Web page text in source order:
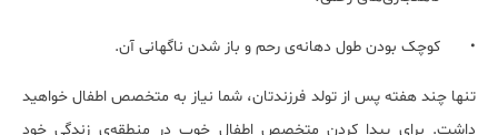
• کوچک بودن طول دهانه‌ی رحم و باز شدن ناگهانی آن.
تنها چند هفته پس از تولد فرزندتان، شما نیاز به متخصص اطفال خواهید
داشت. برای پیدا کردن متخصص اطفال خوب در منطقه‌ی زندگی خود